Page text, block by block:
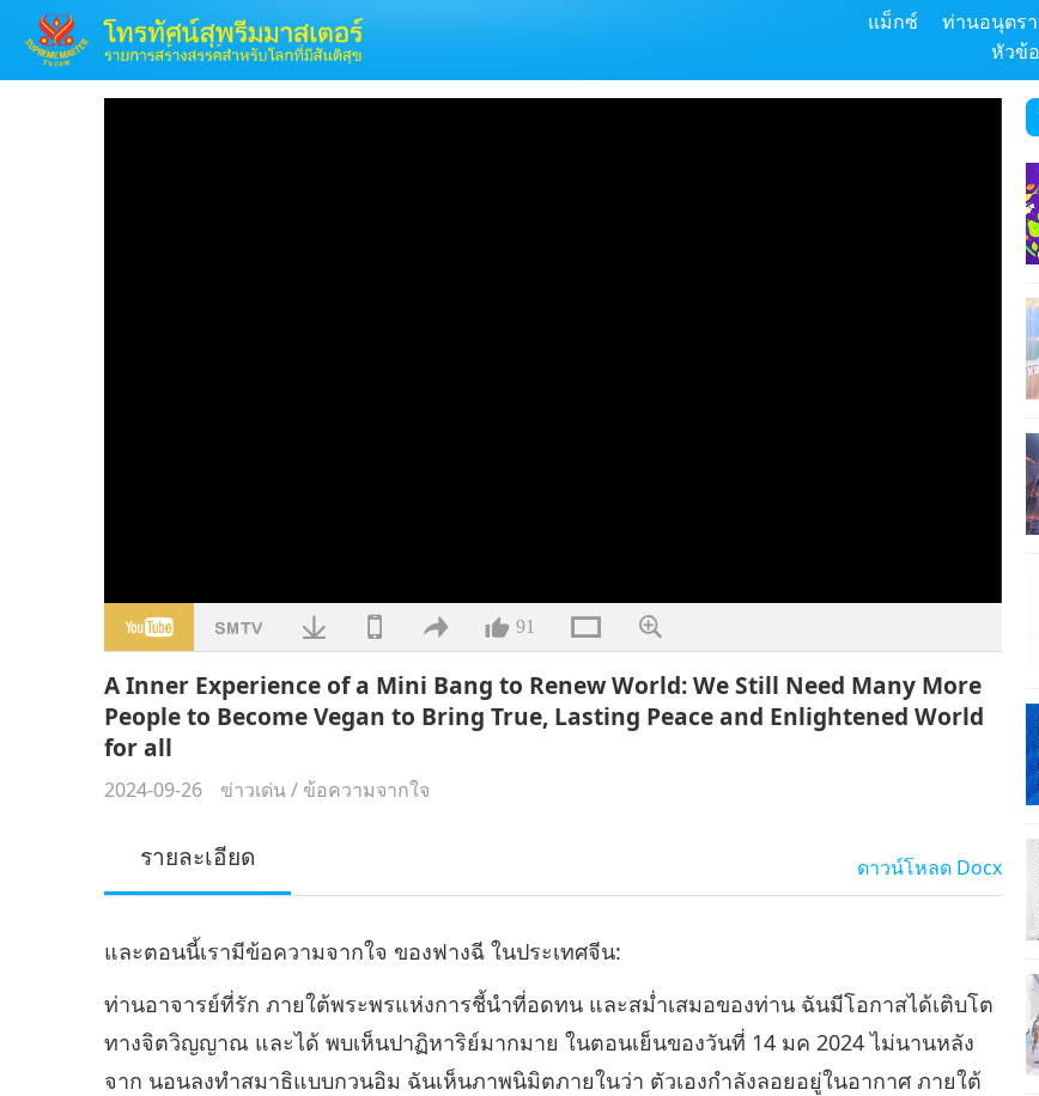
แม็กซ์ ท่านอนุตร
หัวข้อ
91
A Inner Experience of a Mini Bang to Renew World: We Still Need Many More
People to Become Vegan to Bring True, Lasting Peace and Enlightened World
for all
2024-09-26 ข่าวเด่น/ ข้อความจากใจ
รายละเอียด ดาวน์โหลด Docx
และตอนนี้เรามีข้อความจากใจ ของฟางฉี ในประเทศจีน:
ท่านอาจารย์ที่รัก ภายใต้พระพรแห่งการชี้นำที่อดทน และสม่ำเสมอของท่าน ฉันมีโอกาสได้เติบโต
ทางจิตวิญญาณ และได้ พบเห็นปาฏิหาริย์มากมาย ในตอนเย็นของวันที่ 14 มค 2024 ไม่นานหลัง
จาก นอนลงทำสมาธิแบบกวนอิม ฉันเห็นภาพนิมิตภายในว่า ตัวเองกำลังลอยอยู่ในอากาศ ภายใต้